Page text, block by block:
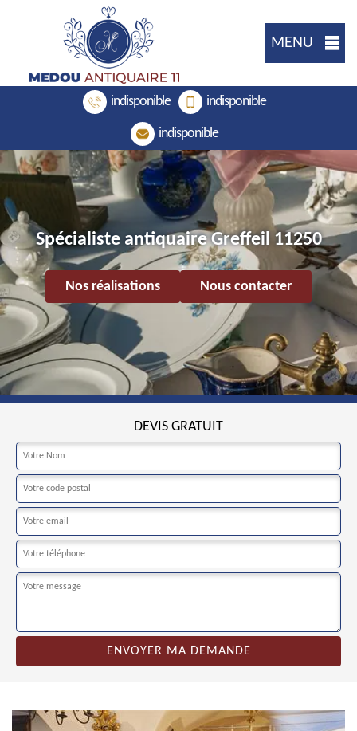
MENU
indisponible indisponible
indisponible
Spécialiste antiquaire Greffeil 11250
Nos réalisations Nous contacter
DEVIS GRATUIT